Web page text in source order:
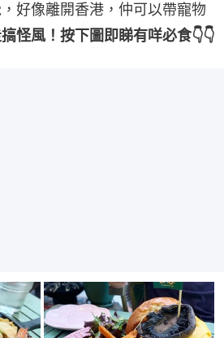
好像離開香港，仲可以帶寵物
怪風！按下圖即睇有咩必食👇👇